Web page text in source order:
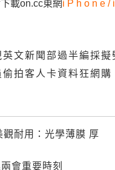
載on.cc東網iPhone/
英文新聞部過半編採擬
偷拍客人卡資料狂網購
耐用：光學薄膜 厚
會重要時刻